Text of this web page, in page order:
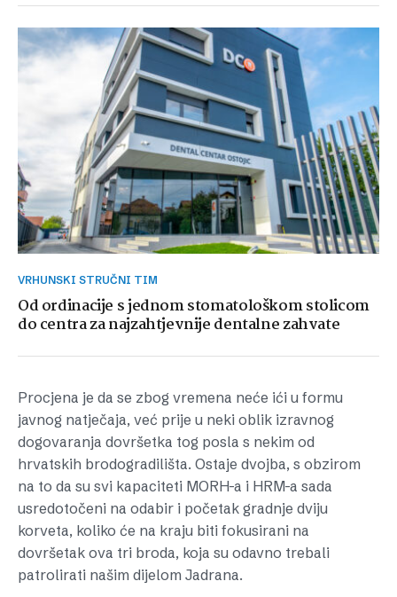
VRHUNSKI STRUČNI TIM
Od ordinacije s jednom stomatološkom stolicom
do centra za najzahtjevnije dentalne zahvate
Procjena je da se zbog vremena neće ići u formu
javnog natječaja, već prije u neki oblik izravnog
dogovaranja dovršetka tog posla s nekim od
hrvatskih brodogradilišta. Ostaje dvojba, s obzirom
na to da su svi kapaciteti MORH-a i HRM-a sada
usredotočeni na odabir i početak gradnje dviju
korveta, koliko će na kraju biti fokusirani na
dovršetak ova tri broda, koja su odavno trebali
patrolirati našim dijelom Jadrana.